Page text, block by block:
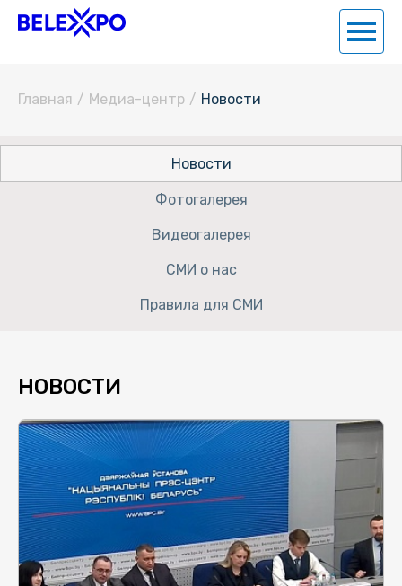
Главная / Медиа-центр / Новости
Новости
Фотогалерея
Видеогалерея
СМИ о нас
Правила для СМИ
НОВОСТИ